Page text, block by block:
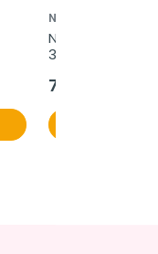
NATALBEN
Natalben
30 cápsulas
7,95 €